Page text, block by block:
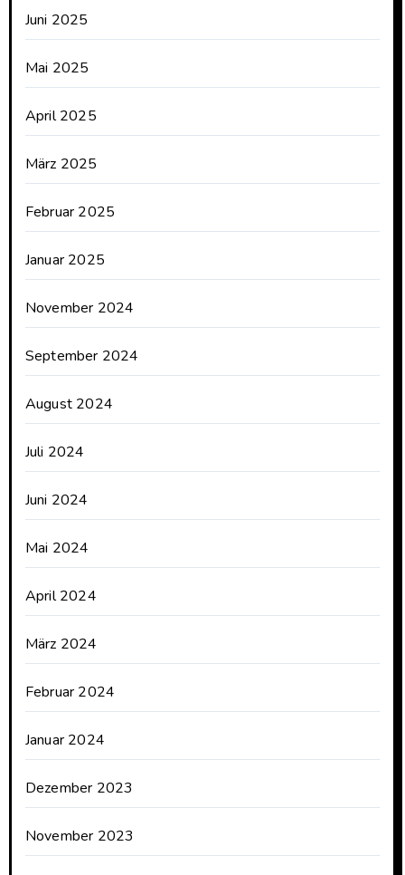
Juni 2025
Mai 2025
April 2025
März 2025
Februar 2025
Januar 2025
November 2024
September 2024
August 2024
Juli 2024
Juni 2024
Mai 2024
April 2024
März 2024
Februar 2024
Januar 2024
Dezember 2023
November 2023